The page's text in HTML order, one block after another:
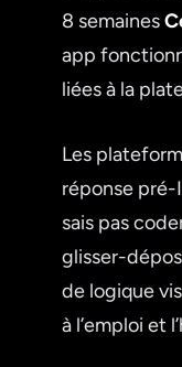
8 semaines
app
liées à la
Les
réponse pré-
sais pas
glisser-
de logique
à l’emploi et